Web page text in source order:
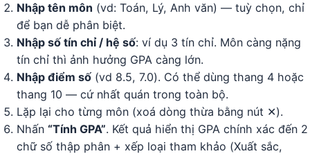
Nhập tên môn (vd: Toán, Lý, Anh văn) — tuỳ chọn, chỉ
để bạn dễ phân biệt.
Nhập số tín chỉ / hệ số: ví dụ 3 tín chỉ. Môn càng nặng
tín chỉ thì ảnh hưởng GPA càng lớn.
Nhập điểm số(vd 8.5, 7.0). Có thể dùng thang 4 hoặc
thang 10 — cứ nhất quán trong toàn bộ.
Lặp lại cho từng môn (xoá dòng thừa bằng nút ✕).
Nhấn “Tính GPA”. Kết quả hiển thị GPA chính xác đến 2
chữ số thập phân + xếp loại tham khảo (Xuất sắc,